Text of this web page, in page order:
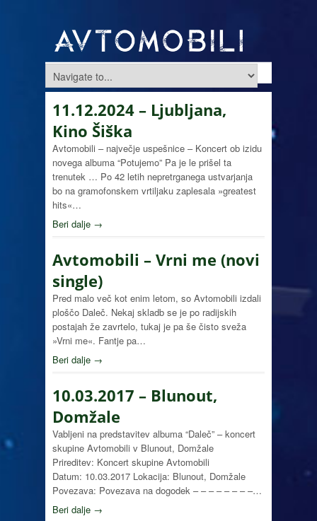
11.12.2024 – Ljubljana,
Kino Šiška
Avtomobili – največje uspešnice – Koncert ob izidu
novega albuma “Potujemo” Pa je le prišel ta
trenutek … Po 42 letih nepretrganega ustvarjanja
bo na gramofonskem vrtiljaku zaplesala »greatest
hits«…
Beri dalje →
Avtomobili – Vrni me (novi
single)
Pred malo več kot enim letom, so Avtomobili izdali
ploščo Daleč. Nekaj skladb se je po radijskih
postajah že zavrtelo, tukaj je pa še čisto sveža
»Vrni me«. Fantje pa…
Beri dalje →
10.03.2017 – Blunout,
Domžale
Vabljeni na predstavitev albuma “Daleč” – koncert
skupine Avtomobili v Blunout, Domžale
Prireditev: Koncert skupine Avtomobili
Datum: 10.03.2017 Lokacija: Blunout, Domžale
Povezava: Povezava na dogodek – – – – – – – –…
Beri dalje →